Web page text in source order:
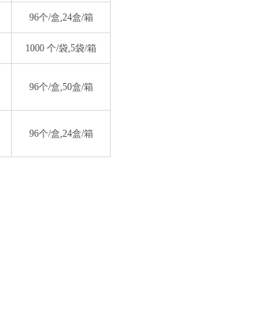
96个/盒,24盒/箱
1000 个/袋,5袋/箱
96个/盒,50盒/箱
96个/盒,24盒/箱